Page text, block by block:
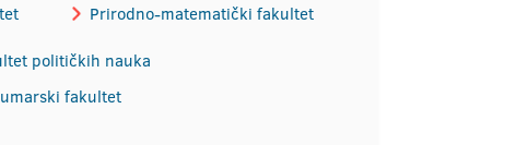
Prirodno-matematički fakultet
političkih nauka
fakultet